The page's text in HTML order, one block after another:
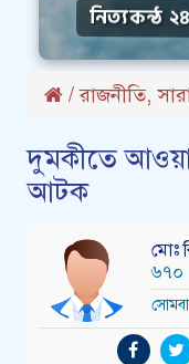
নিত্যকন্ঠ
/রাজনীতি,
দুমকীতে
আটক
মোঃ
৬৭০